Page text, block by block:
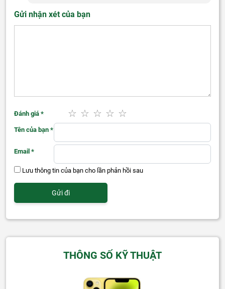
Gửi nhận xét của bạn
Đánh giá *
Tên của bạn *
Email *
Lưu thông tin của bạn cho lần phản hồi sau
THÔNG SỐ KỸ THUẬT